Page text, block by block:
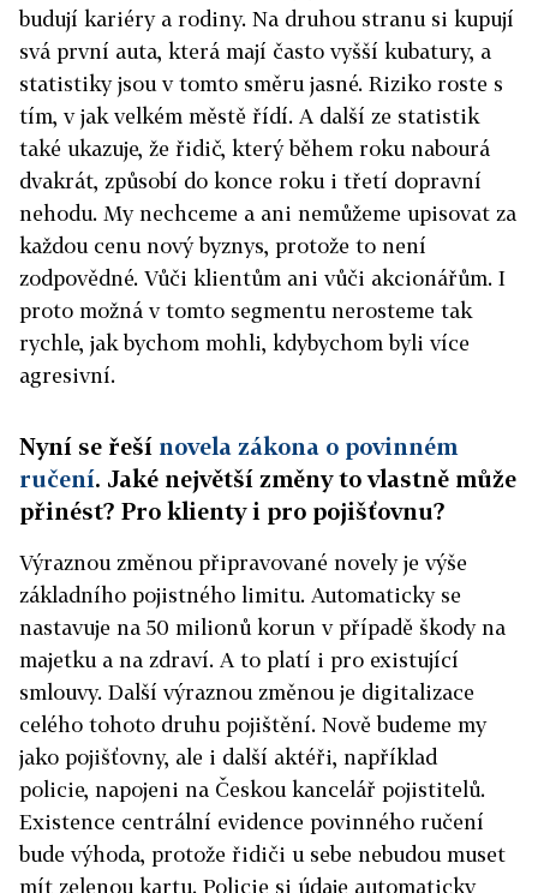
budují kariéry a rodiny. Na druhou stranu si kupují
svá první auta, která mají často vyšší kubatury, a
statistiky jsou v tomto směru jasné. Riziko roste s
tím, v jak velkém městě řídí. A další ze statistik
také ukazuje, že řidič, který během roku nabourá
dvakrát, způsobí do konce roku i třetí dopravní
nehodu. My nechceme a ani nemůžeme upisovat za
každou cenu nový byznys, protože to není
zodpovědné. Vůči klientům ani vůči akcionářům. I
proto možná v tomto segmentu nerosteme tak
rychle, jak bychom mohli, kdybychom byli více
agresivní.
Nyní se řeší novela zákona o povinném
ručení. Jaké největší změny to vlastně může
přinést? Pro klienty i pro pojišťovnu?
Výraznou změnou připravované novely je výše
základního pojistného limitu. Automaticky se
nastavuje na 50 milionů korun v případě škody na
majetku a na zdraví. A to platí i pro existující
smlouvy. Další výraznou změnou je digitalizace
celého tohoto druhu pojištění. Nově budeme my
jako pojišťovny, ale i další aktéři, například
policie, napojeni na Českou kancelář pojistitelů.
Existence centrální evidence povinného ručení
bude výhoda, protože řidiči u sebe nebudou muset
mít zelenou kartu. Policie si údaje automaticky